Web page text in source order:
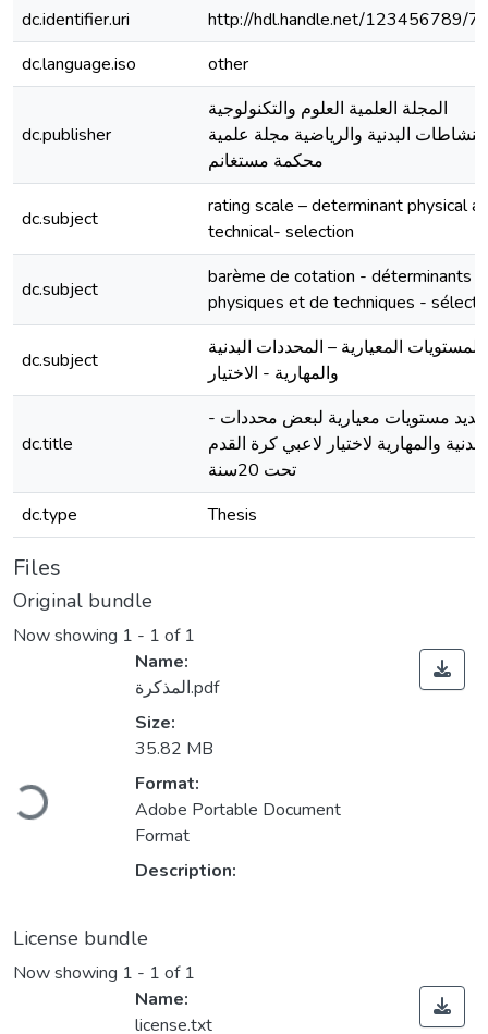
dc.identifier.uri
http://hdl.handle.net/123456789/
dc.language.iso
other
dc.publisher
المجلة العلمية العلوم والتكنولوجية
للنشاطات البدنية والرياضية مجلة علمية
محكمة مستغانم
dc.subject
rating scale – determinant physical
technical- selection
dc.subject
barème de cotation - déterminants
physiques et de techniques -
dc.subject
المستويات المعيارية – المحددات البدنية
والمهارية - الاختيار
dc.title
- تحديد مستويات معيارية لبعض محددات
البدنية والمهارية لاختيار لاعبي كرة القدم
تحت 20سنة
dc.type
Thesis
Files
Original bundle
Now showing 1 - 1 of 1
Loading...
Name:
المذكرة.pdf
Size:
35.82 MB
Format:
Adobe Portable Document
Format
Description:
License bundle
Now showing 1 - 1 of 1
Name:
license.txt